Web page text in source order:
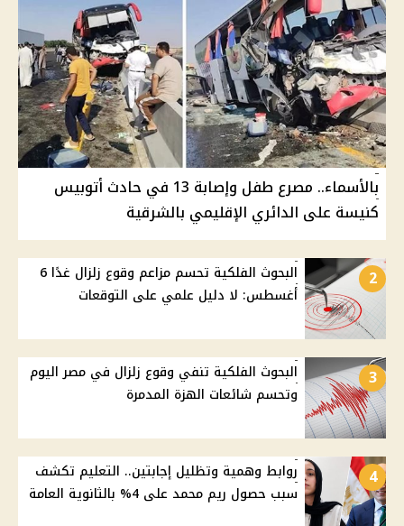
بالأسماء.. مصرع طفل وإصابة 13 في حادث أتوبيس
كنيسة على الدائري الإقليمي بالشرقية
2
البحوث الفلكية تحسم مزاعم وقوع زلزال غدًا 6
أغسطس: لا دليل علمي على التوقعات
3
البحوث الفلكية تنفي وقوع زلزال في مصر اليوم
وتحسم شائعات الهزة المدمرة
4
روابط وهمية وتظليل إجابتين.. التعليم تكشف
سبب حصول ريم محمد على 4% بالثانوية العامة